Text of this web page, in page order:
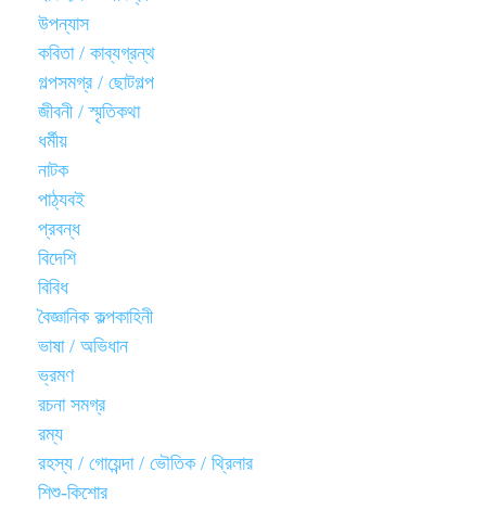
উপন্যাস
কবিতা / কাব্যগ্রন্থ
গল্পসমগ্র / ছোটগল্প
জীবনী / স্মৃতিকথা
ধর্মীয়
নাটক
পাঠ্যবই
প্রবন্ধ
বিদেশি
বিবিধ
বৈজ্ঞানিক কল্পকাহিনী
ভাষা / অভিধান
ভ্রমণ
রচনা সমগ্র
রম্য
রহস্য / গোয়েন্দা / ভৌতিক / থ্রিলার
শিশু-কিশোর